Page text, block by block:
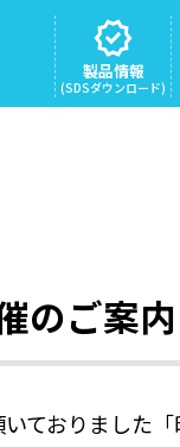
verified
製品情報
(SDSダウンロード)
のご案
ておりました